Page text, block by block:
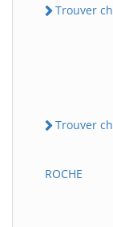
Trouver
Trouver
ROCHE